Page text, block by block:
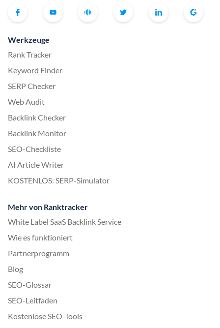
Werkzeuge
Rank Tracker
Keyword Finder
SERP Checker
Web Audit
Backlink Checker
Backlink Monitor
SEO-Checkliste
AI Article Writer
KOSTENLOS: SERP-Simulator
Mehr von Ranktracker
White Label SaaS Backlink Service
Wie es funktioniert
Partnerprogramm
Blog
SEO-Glossar
SEO-Leitfaden
Kostenlose SEO-Tools